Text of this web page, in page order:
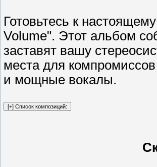
Готовьтесь к
Volume". Этот альбом
заставят вашу
места для
и мощные вокалы.